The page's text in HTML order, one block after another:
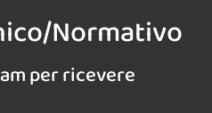
Normativo
per ricevere